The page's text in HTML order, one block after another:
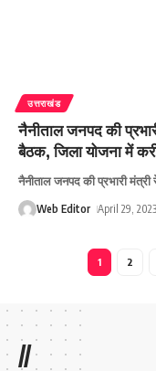
उत्तराखंड
नैनीताल जनपद की
बैठक, जिला योजना में
नैनीताल जनपद की प्रभारी मंत्री
Web Editor April 29, 2023
1 2
//